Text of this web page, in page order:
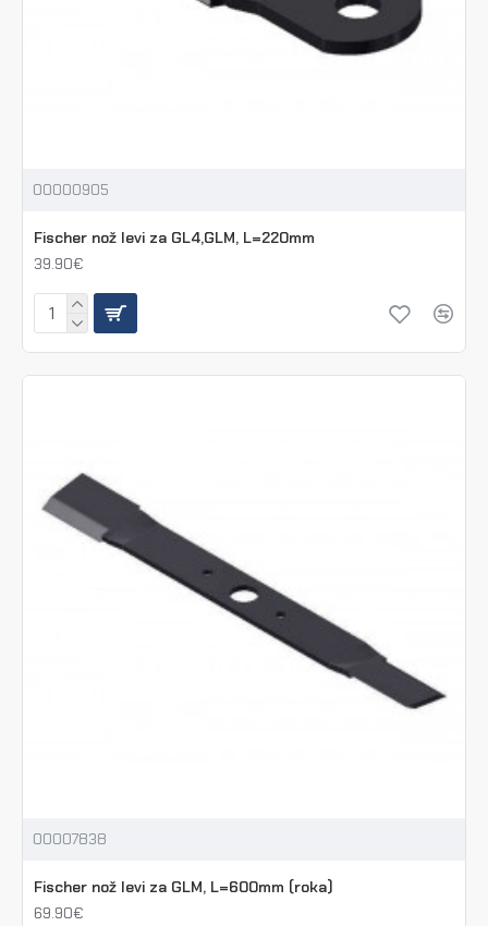
00000905
Fischer nož levi za GL4,GLM, L=220mm
39.90€
00007838
Fischer nož levi za GLM, L=600mm (roka)
69.90€